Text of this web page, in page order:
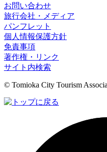
お問い合わせ
旅行会社・メディア
パンフレット
個人情報保護方針
免責事項
著作権・リンク
サイト内検索
© Tomioka City Tourism